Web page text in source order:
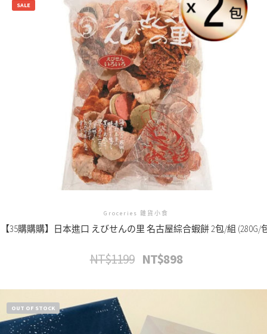
SALE
Groceries 雜貨小食
【35購購購】日本進口 えびせんの里 名古屋綜合蝦餅 2包/組 (280G/
NT$1199
格：
NT$898目
格：
OUT OF STOCK